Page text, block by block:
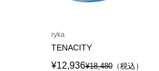
ryka
TENACITY
¥12,936¥18,480 （税込）